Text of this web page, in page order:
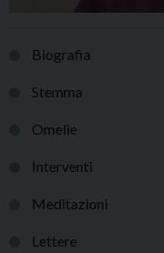
Biografia
Stemma
Omelie
Interventi
Meditazioni
Lettere